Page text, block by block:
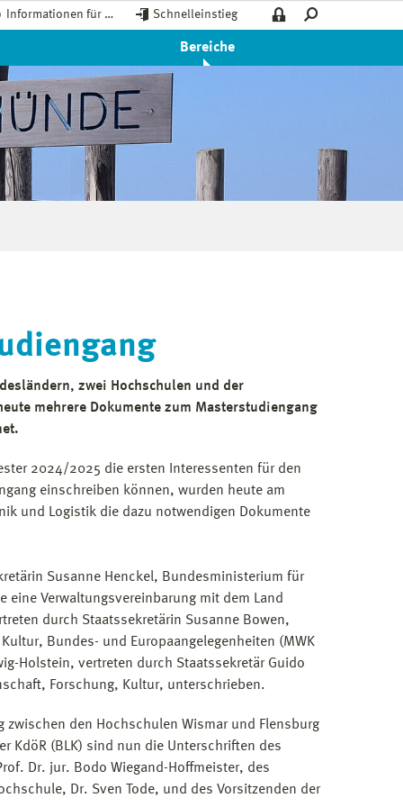
Informationen für … Schnelleinstieg
Bereiche
zwei Hochschulen und der
mehrere Dokumente zum Masterstudiengang
2024/2025 die ersten Interessenten für den
einschreiben können, wurden heute am
und Logistik die dazu notwendigen Dokumente
Susanne Henckel, Bundesministerium für
eine Verwaltungsvereinbarung mit dem Land
durch Staatssekretärin Susanne Bowen,
Bundes- und Europaangelegenheiten (MWK
Holstein, vertreten durch Staatssekretär Guido
Forschung, Kultur, unterschrieben.
zwischen den Hochschulen Wismar und Flensburg
KdöR (BLK) sind nun die Unterschriften des
Dr. jur. Bodo Wiegand-Hoffmeister, des
Dr. Sven Tode, und des Vorsitzenden der